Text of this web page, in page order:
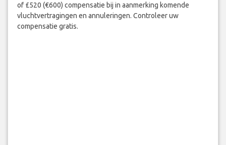
of £520 (€600) compensatie bij in aanmerking komende
vluchtvertragingen en annuleringen. Controleer uw
compensatie gratis.